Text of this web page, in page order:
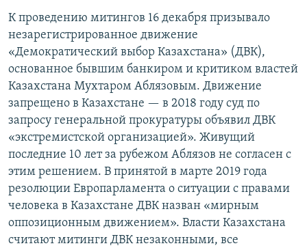
К проведению митингов 16 декабря призывало
незарегистрированное движение
«Демократический выбор Казахстана» (ДВК),
основанное бывшим банкиром и критиком властей
Казахстана Мухтаром Аблязовым. Движение
запрещено в Казахстане — в 2018 году суд по
запросу генеральной прокуратуры объявил ДВК
«экстремистской организацией». Живущий
последние 10 лет за рубежом Аблязов не согласен с
этим решением. В принятой в марте 2019 года
резолюции Европарламента о ситуации с правами
человека в Казахстане ДВК назван «мирным
оппозиционным движением». Власти Казахстана
считают митинги ДВК незаконными, все